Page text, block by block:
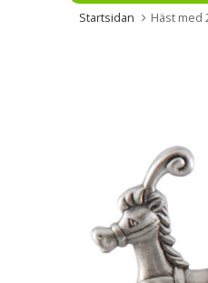
Startsidan Häst med